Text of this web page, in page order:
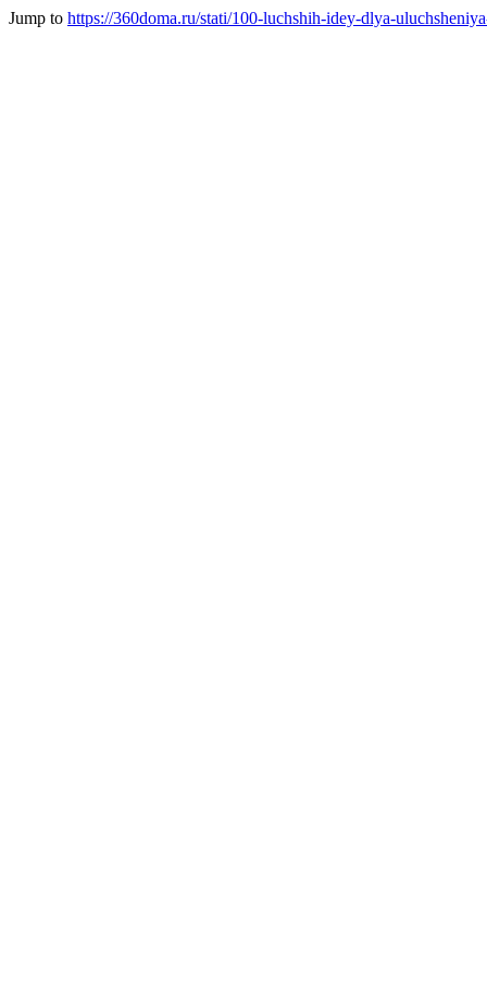
Jump to https://360doma.ru/stati/100-luchshih-idey-dlya-